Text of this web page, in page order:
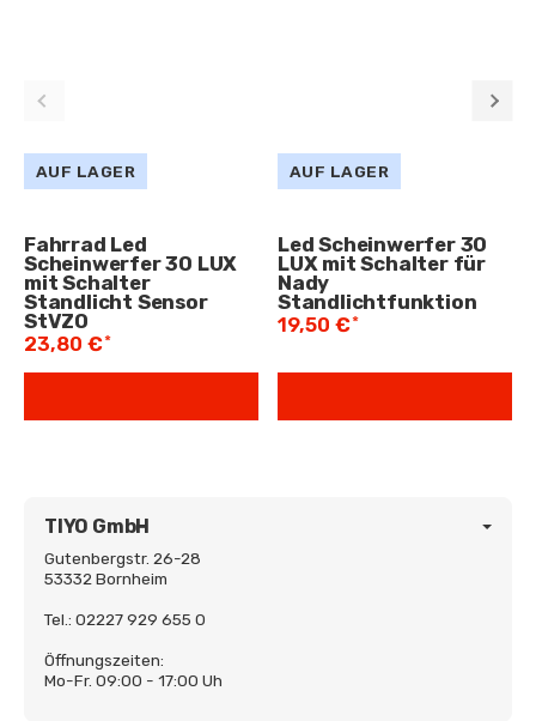
AUF LAGER
Fahrrad Led
Scheinwerfer 30 LUX
mit Schalter
Standlicht Sensor
StVZO
23,80 €*
AUF LAGER
Led Scheinwerfer 30
LUX mit Schalter für
Nady
Standlichtfunktion
19,50 €*
TIYO GmbH
Gutenbergstr. 26-28
53332 Bornheim
Tel.: 02227 929 655 0
Öffnungszeiten:
Mo-Fr. 09:00 - 17:00 Uh